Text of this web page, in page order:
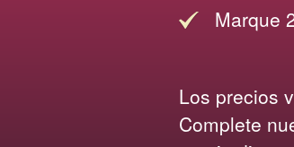
Marque
Los precios
Complete